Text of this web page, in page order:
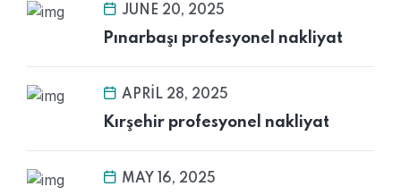
JUNE 20, 2025
Pınarbaşı profesyonel nakliyat
APRIL 28, 2025
Kırşehir profesyonel nakliyat
MAY 16, 2025